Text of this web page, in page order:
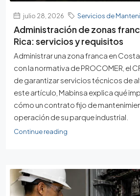
julio 28, 2026 Servicios de
Administración de zonas
Rica: servicios y requisitos
Administrar una zona franca en
con la normativa de PROCOMER, el
de garantizar servicios técnicos de
este artículo, Mabinsa explica qué
cómo un contrato fijo de
operación de su parque industrial.
Continue reading